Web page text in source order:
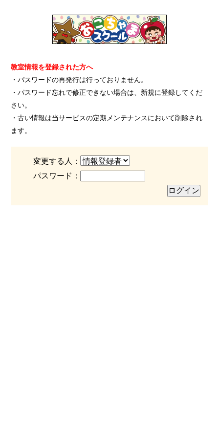
教室情報を登録された方へ
・パスワードの再発行は行っておりません。
・パスワード忘れで修正できない場合は、新規に登録してくだ
さい。
・古い情報は当サービスの定期メンテナンスにおいて削除され
ます。
変更する人：
パスワード：